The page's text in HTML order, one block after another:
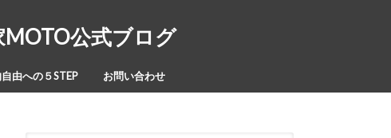
MOTO公式ブログ
由への５STEP お問い合わせ